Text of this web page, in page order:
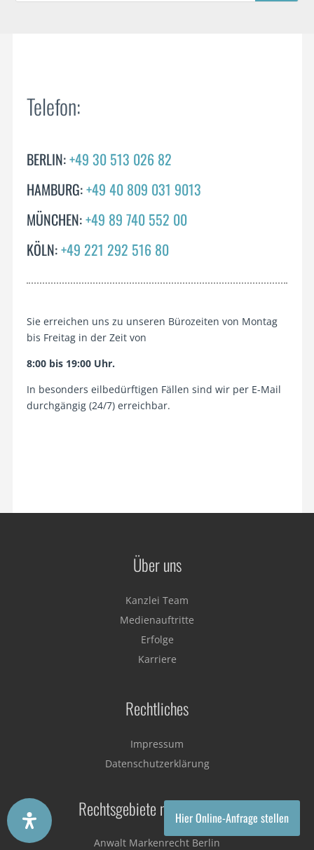
Hier Online-Anfrage stellen
Telefon:
BERLIN:+49 30 513 026 82
HAMBURG:+49 40 809 031 9013
MÜNCHEN:+49 89 740 552 00
KÖLN:+49 221 292 516 80
Sie erreichen uns zu unseren Bürozeiten von Montag
bis Freitag in der Zeit von
8:00 bis 19:00 Uhr.
In besonders eilbedürftigen Fällen sind wir per E-Mail
durchgängig (24/7) erreichbar.
Über uns
Kanzlei Team
Medienauftritte
Erfolge
Karriere
Rechtliches
Impressum
Datenschutzerklärung
Rechtsgebiete nach Standort
Anwalt Markenrecht Berlin